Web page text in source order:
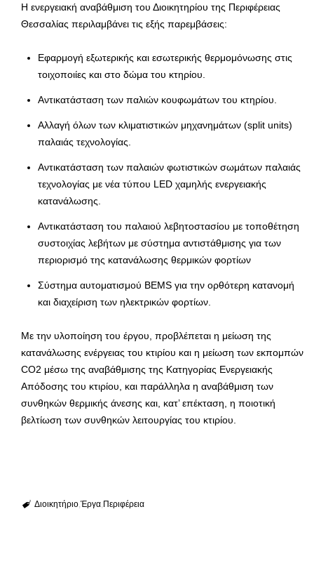
Η ενεργειακή αναβάθμιση του Διοικητηρίου της Περιφέρειας
Θεσσαλίας περιλαμβάνει τις εξής παρεμβάσεις:
Εφαρμογή εξωτερικής και εσωτερικής θερμομόνωσης στις
τοιχοποιίες και στο δώμα του κτηρίου.
Αντικατάσταση των παλιών κουφωμάτων του κτηρίου.
Αλλαγή όλων των κλιματιστικών μηχανημάτων (split units)
παλαιάς τεχνολογίας.
Αντικατάσταση των παλαιών φωτιστικών σωμάτων παλαιάς
τεχνολογίας με νέα τύπου LED χαμηλής ενεργειακής
κατανάλωσης.
Αντικατάσταση του παλαιού λεβητοστασίου με τοποθέτηση
συστοιχίας λεβήτων με σύστημα αντιστάθμισης για των
περιορισμό της κατανάλωσης θερμικών φορτίων
Σύστημα αυτοματισμού BEMS για την ορθότερη κατανομή
και διαχείριση των ηλεκτρικών φορτίων.
Με την υλοποίηση του έργου, προβλέπεται η μείωση της
κατανάλωσης ενέργειας του κτιρίου και η μείωση των εκπομπών
CO2 μέσω της αναβάθμισης της Κατηγορίας Ενεργειακής
Απόδοσης του κτιρίου, και παράλληλα η αναβάθμιση των
συνθηκών θερμικής άνεσης και, κατ’ επέκταση, η ποιοτική
βελτίωση των συνθηκών λειτουργίας του κτιρίου.
Διοικητήριο Έργα Περιφέρεια